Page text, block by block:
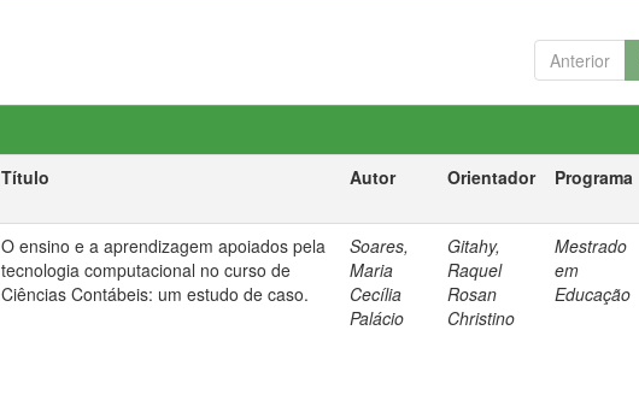
Anterior
Título Autor Orientador Programa
O ensino e a aprendizagem apoiados pela
tecnologia computacional no curso de
Ciências Contábeis: um estudo de caso.
Soares,
Maria
Cecília
Palácio
Gitahy,
Raquel
Rosan
Christino
Mestrado
em
Educação